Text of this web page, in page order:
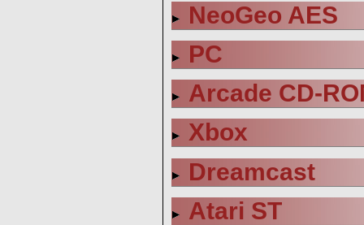
NeoGeo AES
PC
Arcade CD-
Xbox
Dreamcast
Atari ST